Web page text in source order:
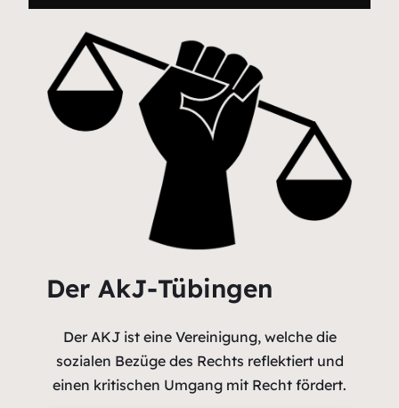
Der AkJ-Tübingen
Der AKJ ist eine Vereinigung, welche die
sozialen Bezüge des Rechts reflektiert und
einen kritischen Umgang mit Recht fördert.